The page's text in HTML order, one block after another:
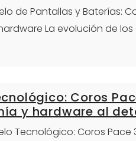
de Pantallas y Baterías:
La evolución de
Coros
y hardware al
Tecnológico: Coros